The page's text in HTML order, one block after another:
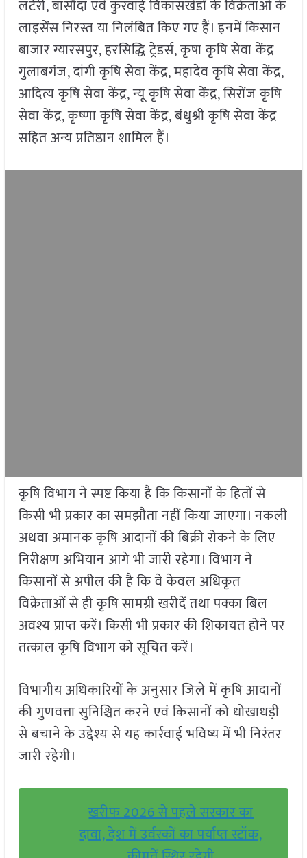
लटेरी, बासौदा एवं कुरवाई विकासखंडों के विक्रेताओं के
लाइसेंस निरस्त या निलंबित किए गए हैं। इनमें किसान
बाजार ग्यारसपुर, हरसिद्धि ट्रेडर्स, कृषा कृषि सेवा केंद्र
गुलाबगंज, दांगी कृषि सेवा केंद्र, महादेव कृषि सेवा केंद्र,
आदित्य कृषि सेवा केंद्र, न्यू कृषि सेवा केंद्र, सिरोंज कृषि
सेवा केंद्र, कृष्णा कृषि सेवा केंद्र, बंधुश्री कृषि सेवा केंद्र
सहित अन्य प्रतिष्ठान शामिल हैं।
कृषि विभाग ने स्पष्ट किया है कि किसानों के हितों से
किसी भी प्रकार का समझौता नहीं किया जाएगा। नकली
अथवा अमानक कृषि आदानों की बिक्री रोकने के लिए
निरीक्षण अभियान आगे भी जारी रहेगा। विभाग ने
किसानों से अपील की है कि वे केवल अधिकृत
विक्रेताओं से ही कृषि सामग्री खरीदें तथा पक्का बिल
अवश्य प्राप्त करें। किसी भी प्रकार की शिकायत होने पर
तत्काल कृषि विभाग को सूचित करें।
विभागीय अधिकारियों के अनुसार जिले में कृषि आदानों
की गुणवत्ता सुनिश्चित करने एवं किसानों को धोखाधड़ी
से बचाने के उद्देश्य से यह कार्रवाई भविष्य में भी निरंतर
जारी रहेगी।
खरीफ 2026 से पहले सरकार का
दावा, देश में उर्वरकों का पर्याप्त स्टॉक,